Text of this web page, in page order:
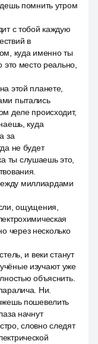
помнить утром
с тобой каждую
в
куда именно ты
место реально,
этой планете,
пытались
деле происходит,
куда
за
не будет
ты слушаешь это,
миллиардами
ощущения,
через несколько
и веки станут
изучают уже
объяснить.
Ни.
пошевелить
начнут
словно следят